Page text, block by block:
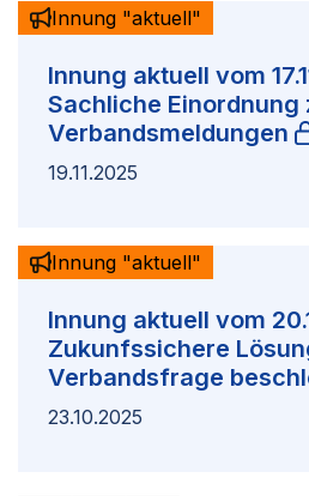
Innung aktuell vom
Sachliche Einordnung
Verbandsmeldungen
Innung "aktuell"
19.11.2025
Innung aktuell vom
Zukunfssichere
Verbandsfrage
Innung "aktuell"
23.10.2025